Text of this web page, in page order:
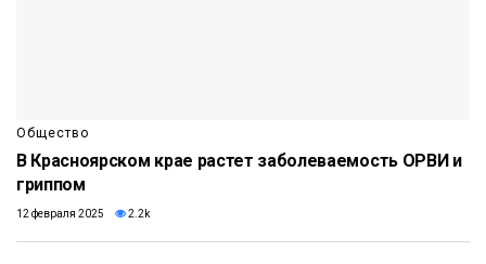
Общество
В Красноярском крае растет заболеваемость ОРВИ и
гриппом
12 февраля 2025 2.2k